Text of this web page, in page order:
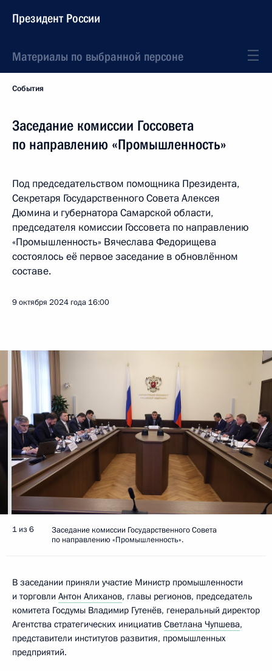
Президент России
Материалы по выбранной персоне
События
Заседание комиссии Госсовета
по направлению «Промышленность»
Под председательством помощника Президента,
Секретаря Государственного Совета Алексея
Дюмина и губернатора Самарской области,
председателя комиссии Госсовета по направлению
«Промышленность» Вячеслава Федорищева
состоялось её первое заседание в обновлённом
составе.
9 октября 2024 года 16:00
1 из 6
Заседание комиссии Государственного Совета
по направлению «Промышленность».
В заседании приняли участие Министр промышленности
и торговли Антон Алиханов, главы регионов, председатель
комитета Госдумы Владимир Гутенёв, генеральный директор
Агентства стратегических инициатив Светлана Чупшева,
представители институтов развития, промышленных
предприятий.